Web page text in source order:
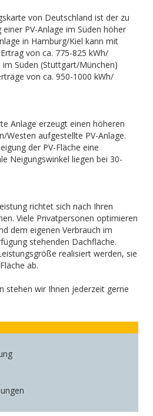
von Deutschland ist der zu
PV-Anlage im Süden höher
in Hamburg/Kiel kann mit
von ca. 775-825 kWh/
Süden (Stuttgart/München)
von ca. 950-1000 kWh/
Anlage erzeugt einen höheren
Westen aufgestellte PV-Anlage.
der PV-Fläche eine
Neigungswinkel liegen bei 30-
richtet sich nach Ihren
Viele Privatpersonen optimieren
dem eigenen Verbrauch im
stehenden Dachfläche.
realisiert werden, sie
ab.
stehen wir Ihnen jederzeit gerne